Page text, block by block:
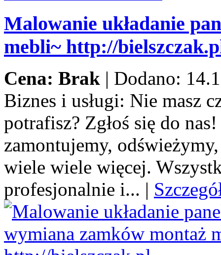
Malowanie układanie
mebli~ http://
Cena: Brak | Dodano:
Biznes i usługi: Nie masz
potrafisz? Zgłoś się do
zamontujemy,
wiele wiele więcej.
profesjonalnie i... |